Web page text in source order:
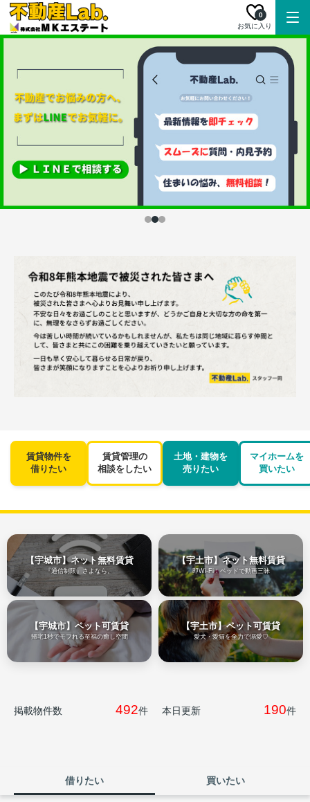
お気に入り
0
賃貸物件を
借りたい
賃貸管理の
相談をしたい
土地・建物を
売りたい
マイホームを
買いたい
【宇城市】ネット無料賃貸
『通信制限』さよなら。
【宇土市】ネット無料賃貸
即Wi-Fi！ベッドで動画三昧
【宇城市】ペット可賃貸
帰宅1秒でモフれる至福の癒し空間
【宇土市】ペット可賃貸
愛犬・愛猫を全力で溺愛♡
掲載物件数 492件 本日更新 190件
借りたい 買いたい